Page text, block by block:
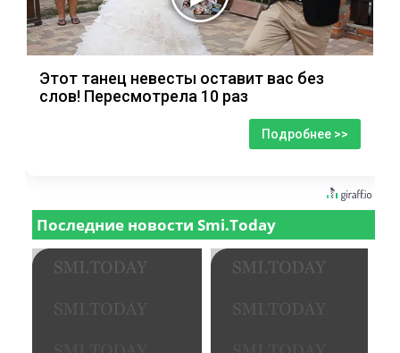
Этот танец невесты оставит вас без
слов! Пересмотрела 10 раз
Подробнее >>